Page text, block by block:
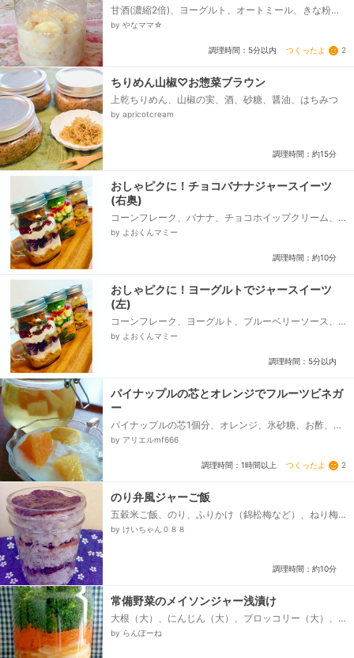
甘酒(濃縮2倍)、ヨーグルト、オートミール、きな粉、
バナナ
by やなママ☆
調理時間：5分以内 つくったよ 2
ちりめん山椒♡お惣菜ブラウン
上乾ちりめん、山椒の実、酒、砂糖、醤油、はちみつ
by apricotcream
調理時間：約15分
おしゃピクに！チョコバナナジャースイーツ
(右奥)
コーンフレーク、バナナ、チョコホイップクリーム、
チョコレートソース、りんご
by よおくんマミー
調理時間：約10分
おしゃピクに！ヨーグルトでジャースイーツ
(左)
コーンフレーク、ヨーグルト、ブルーベリーソース、
白桃缶、ホイップクリーム、ストロベリーソース、皮
by よおくんマミー
調理時間：5分以内
パイナップルの芯とオレンジでフルーツビネガ
ー
パイナップルの芯1個分、オレンジ、氷砂糖、お酢、★
ビネガーを使ったヨーグルトデザート、プレーンヨー
by アリエルmf666
調理時間：1時間以上 つくったよ 2
のり弁風ジャーご飯
五穀米ご飯、のり、ふりかけ（錦松梅など）、ねり梅
（チューブ）、かつおぶし、だししょうゆ
by けいちゃん０８８
調理時間：約10分
常備野菜のメイソンジャー浅漬け
大根（大）、にんじん（大）、ブロッコリー（大）、
A) ポン酢（市販）、A) レモン、A) 昆布だし（顆
by らんぽーね